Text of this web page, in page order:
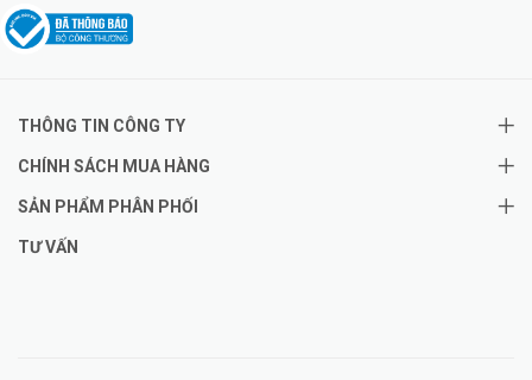
THÔNG TIN CÔNG TY
CHÍNH SÁCH MUA HÀNG
SẢN PHẨM PHÂN PHỐI
TƯ VẤN